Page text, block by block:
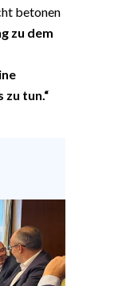
betonen
zu dem
tun.“